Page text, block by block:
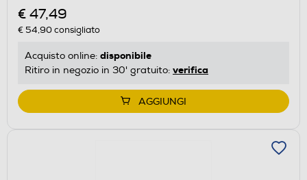
€ 47,49
€ 54,90consigliato
Acquisto online: disponibile
Ritiro in negozio in 30' gratuito: verifica
AGGIUNGI